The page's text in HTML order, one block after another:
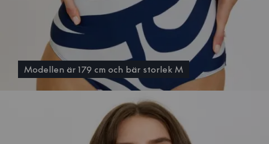
Modellen är 179 cm och bär storlek M